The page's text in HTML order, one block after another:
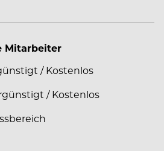
Mitarbeiter
/ Kostenlos
/ Kostenlos